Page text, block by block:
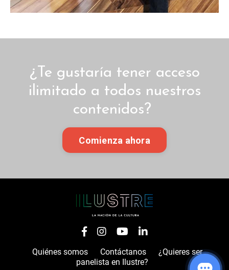
¿Te gustaría tener acceso
ilimitado a todos nuestros
contenidos?
Comienza ahora
Quiénes somos Contáctanos
¿Quieres ser
panelista en Ilustre?